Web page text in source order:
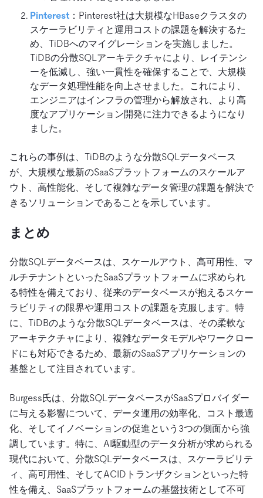
Pinterest ：Pinterest社は大規模なHBaseクラスタの
スケーラビリティと運用コストの課題を解決するた
め、TiDBへのマイグレーションを実施しました。
TiDBの分散SQLアーキテクチャにより、レイテンシ
ーを低減し、強い一貫性を確保することで、大規模
なデータ処理性能を向上させました。これにより、
エンジニアはインフラの管理から解放され、より高
度なアプリケーション開発に注力できるようになり
ました。
これらの事例は、TiDBのような分散SQLデータベース
が、大規模な最新のSaaSプラットフォームのスケールア
ウト、高性能化、そして複雑なデータ管理の課題を解決で
きるソリューションであることを示しています。
まとめ
分散SQLデータベースは、スケールアウト、高可用性、マ
ルチテナントといったSaaSプラットフォームに求められ
る特性を備えており、従来のデータベースが抱えるスケー
ラビリティの限界や運用コストの課題を克服します。特
に、TiDBのような分散SQLデータベースは、その柔軟な
アーキテクチャにより、複雑なデータモデルやワークロー
ドにも対応できるため、最新のSaaSアプリケーションの
基盤として注目されています。
Burgess氏は、分散SQLデータベースがSaaSプロバイダー
に与える影響について、データ運用の効率化、コスト最適
化、そしてイノベーションの促進という3つの側面から強
調しています。特に、AI駆動型のデータ分析が求められる
現代において、分散SQLデータベースは、スケーラビリテ
ィ、高可用性、そしてACIDトランザクションといった特
性を備え、SaaSプラットフォームの基盤技術として不可